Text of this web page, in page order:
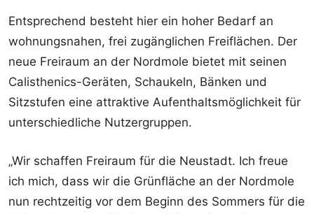
Entsprechend besteht hier ein hoher Bedarf an
wohnungsnahen, frei zugänglichen Freiflächen. Der
neue Freiraum an der Nordmole bietet mit seinen
Calisthenics-Geräten, Schaukeln, Bänken und
Sitzstufen eine attraktive Aufenthaltsmöglichkeit für
unterschiedliche Nutzergruppen.
„Wir schaffen Freiraum für die Neustadt. Ich freue
ich mich, dass wir die Grünfläche an der Nordmole
nun rechtzeitig vor dem Beginn des Sommers für die